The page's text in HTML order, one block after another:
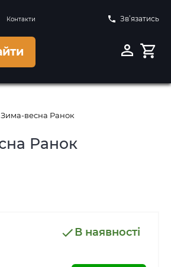
Контакти Зв’язатись
Зима-весна Ранок
Ранок
В наявності